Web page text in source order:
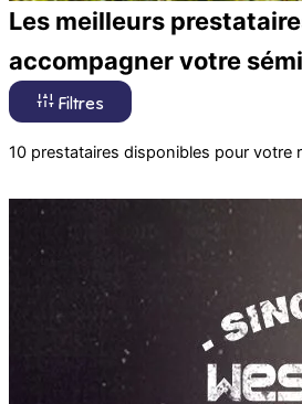
Les meilleurs
accompagner votre
Filtres
10 prestataires disponibles pour votre